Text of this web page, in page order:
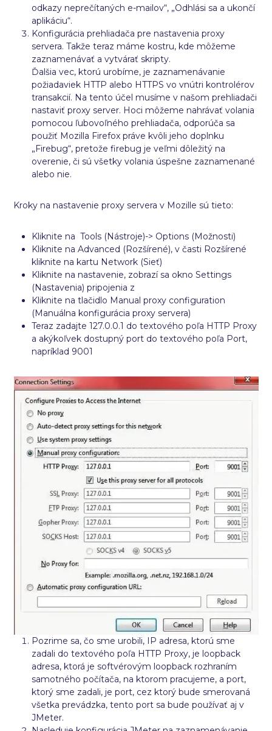
odkazy neprečítaných e-mailov“, „Odhlási sa a ukončí
aplikáciu“.
Konfigurácia prehliadača pre nastavenia proxy
servera. Takže teraz máme kostru, kde môžeme
zaznamenávať a vytvárať skripty.
Ďalšia vec, ktorú urobíme, je zaznamenávanie
požiadaviek HTTP alebo HTTPS vo vnútri kontrolérov
transakcií. Na tento účel musíme v našom prehliadači
nastaviť proxy server. Hoci môžeme nahrávať volania
pomocou ľubovoľného prehliadača, odporúča sa
použiť Mozilla Firefox práve kvôli jeho doplnku
„Firebug“, pretože firebug je veľmi dôležitý na
overenie, či sú všetky volania úspešne zaznamenané
alebo nie.
Kroky na nastavenie proxy servera v Mozille sú tieto:
Kliknite na Tools (Nástroje)-> Options (Možnosti)
Kliknite na Advanced (Rozšírené), v časti Rozšírené
kliknite na kartu Network (Sieť)
Kliknite na nastavenie, zobrazí sa okno Settings
(Nastavenia) pripojenia z
Kliknite na tlačidlo Manual proxy configuration
(Manuálna konfigurácia proxy servera)
Teraz zadajte 127.0.0.1 do textového poľa HTTP Proxy
a akýkoľvek dostupný port do textového poľa Port,
napríklad 9001
Pozrime sa, čo sme urobili, IP adresa, ktorú sme
zadali do textového poľa HTTP Proxy, je loopback
adresa, ktorá je softvérovým loopback rozhraním
samotného počítača, na ktorom pracujeme, a port,
ktorý sme zadali, je port, cez ktorý bude smerovaná
všetka prevádzka, tento port sa bude používať aj v
JMeter.